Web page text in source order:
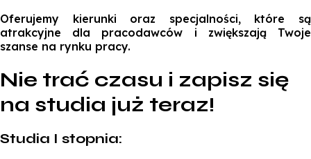
Oferujemy kierunki oraz specjalności, które są
atrakcyjne dla pracodawców i zwiększają Twoje
szanse na rynku pracy.
Nie trać czasu i zapisz się
na studia już teraz!
Studia I stopnia: